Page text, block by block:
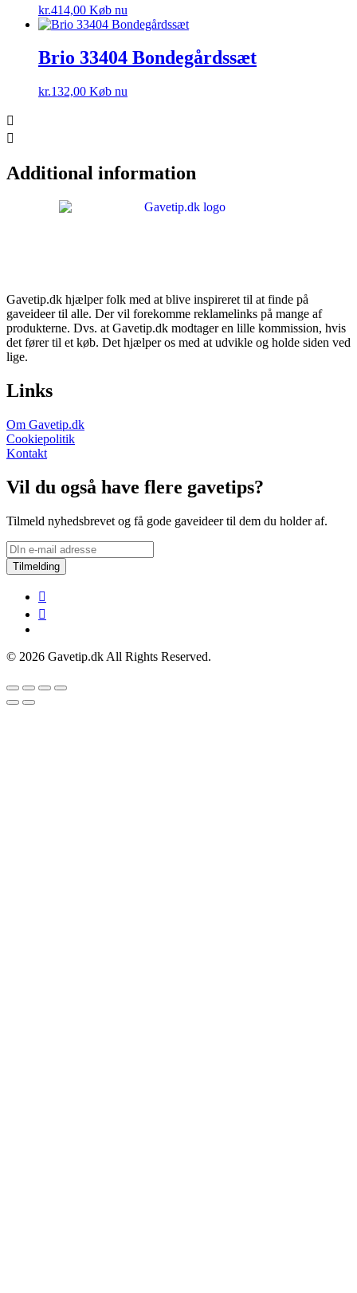
kr.414,00 Køb nu
Brio 33404 Bondegårdssæt
kr.132,00 Køb nu
Additional information
Gavetip.dk hjælper folk med at blive inspireret til at finde på
gaveideer til alle. Der vil forekomme reklamelinks på mange af
produkterne. Dvs. at Gavetip.dk modtager en lille kommission, hvis
det fører til et køb. Det hjælper os med at udvikle og holde siden ved
lige.
Links
Om Gavetip.dk
Cookiepolitik
Kontakt
Vil du også have flere gavetips?
Tilmeld nyhedsbrevet og få gode gaveideer til dem du holder af.
Tilmelding
© 2026 Gavetip.dk All Rights Reserved.